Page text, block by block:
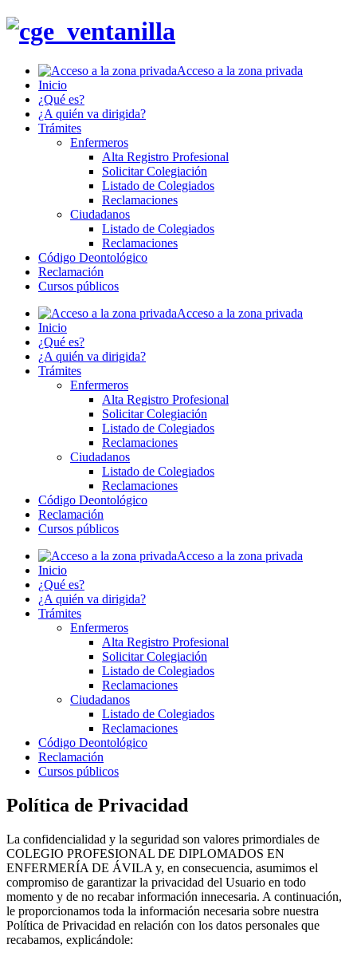
Acceso a la zona privada
Inicio
¿Qué es?
¿A quién va dirigida?
Trámites
Enfermeros
Alta Registro Profesional
Solicitar Colegiación
Listado de Colegiados
Reclamaciones
Ciudadanos
Listado de Colegiados
Reclamaciones
Código Deontológico
Reclamación
Cursos públicos
Acceso a la zona privada
Inicio
¿Qué es?
¿A quién va dirigida?
Trámites
Enfermeros
Alta Registro Profesional
Solicitar Colegiación
Listado de Colegiados
Reclamaciones
Ciudadanos
Listado de Colegiados
Reclamaciones
Código Deontológico
Reclamación
Cursos públicos
Acceso a la zona privada
Inicio
¿Qué es?
¿A quién va dirigida?
Trámites
Enfermeros
Alta Registro Profesional
Solicitar Colegiación
Listado de Colegiados
Reclamaciones
Ciudadanos
Listado de Colegiados
Reclamaciones
Código Deontológico
Reclamación
Cursos públicos
Política de Privacidad
La confidencialidad y la seguridad son valores primordiales de
COLEGIO PROFESIONAL DE DIPLOMADOS EN
ENFERMERÍA DE ÁVILA y, en consecuencia, asumimos el
compromiso de garantizar la privacidad del Usuario en todo
momento y de no recabar información innecesaria. A continuación,
le proporcionamos toda la información necesaria sobre nuestra
Política de Privacidad en relación con los datos personales que
recabamos, explicándole: